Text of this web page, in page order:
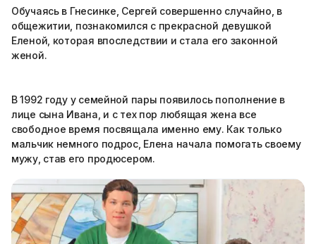
Обучаясь в Гнесинке, Сергей совершенно случайно, в
общежитии, познакомился с прекрасной девушкой
Еленой, которая впоследствии и стала его законной
женой.
В 1992 году у семейной пары появилось пополнение в
лице сына Ивана, и с тех пор любящая жена все
свободное время посвящала именно ему. Как только
мальчик немного подрос, Елена начала помогать своему
мужу, став его продюсером.